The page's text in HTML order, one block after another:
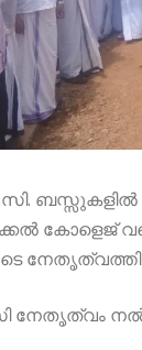
കോളെജ്
നേതൃത്വം